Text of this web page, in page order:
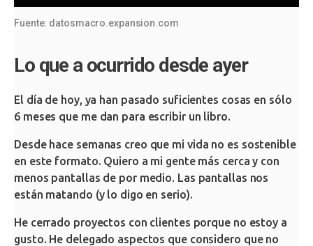
Fuente: datosmacro.expansion.com
Lo que a ocurrido desde ayer
El día de hoy, ya han pasado suficientes cosas en sólo
6 meses que me dan para escribir un libro.
Desde hace semanas creo que mi vida no es sostenible
en este formato. Quiero a mi gente más cerca y con
menos pantallas de por medio. Las pantallas nos
están matando (y lo digo en serio).
He cerrado proyectos con clientes porque no estoy a
gusto. He delegado aspectos que considero que no